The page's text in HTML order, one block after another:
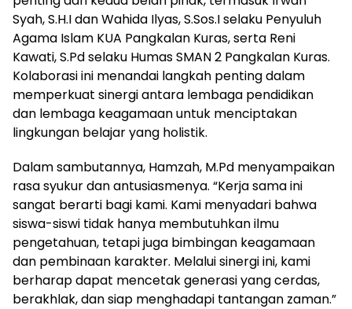
Syah, S.H.I dan Wahida Ilyas, S.Sos.I selaku Penyuluh
Agama Islam KUA Pangkalan Kuras, serta Reni
Kawati, S.Pd selaku Humas SMAN 2 Pangkalan Kuras.
Kolaborasi ini menandai langkah penting dalam
memperkuat sinergi antara lembaga pendidikan
dan lembaga keagamaan untuk menciptakan
lingkungan belajar yang holistik.
​Dalam sambutannya, Hamzah, M.Pd menyampaikan
rasa syukur dan antusiasmenya. “Kerja sama ini
sangat berarti bagi kami. Kami menyadari bahwa
siswa-siswi tidak hanya membutuhkan ilmu
pengetahuan, tetapi juga bimbingan keagamaan
dan pembinaan karakter. Melalui sinergi ini, kami
berharap dapat mencetak generasi yang cerdas,
berakhlak, dan siap menghadapi tantangan zaman.”